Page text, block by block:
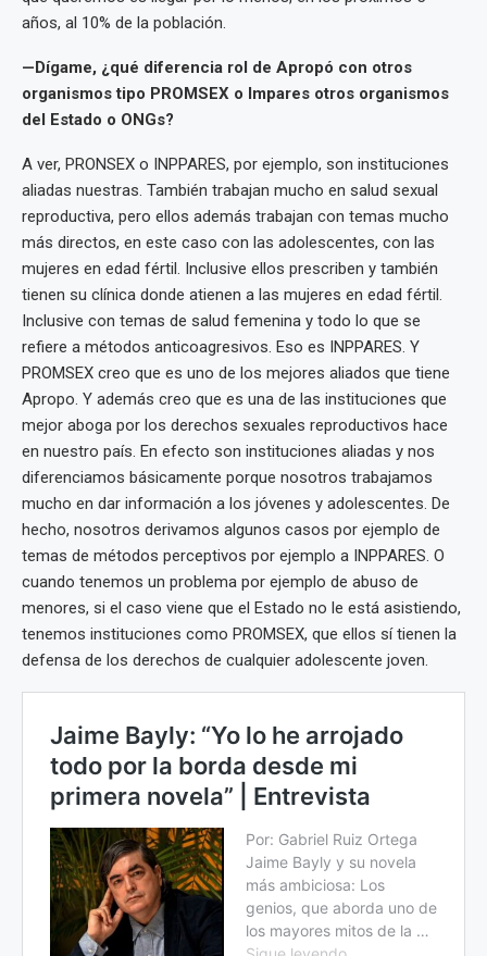
años, al 10% de la población.
—Dígame, ¿qué diferencia rol de Apropó con otros
organismos tipo PROMSEX o Impares otros organismos
del Estado o ONGs?
A ver, PRONSEX o INPPARES, por ejemplo, son instituciones
aliadas nuestras. También trabajan mucho en salud sexual
reproductiva, pero ellos además trabajan con temas mucho
más directos, en este caso con las adolescentes, con las
mujeres en edad fértil. Inclusive ellos prescriben y también
tienen su clínica donde atienen a las mujeres en edad fértil.
Inclusive con temas de salud femenina y todo lo que se
refiere a métodos anticoagresivos. Eso es INPPARES. Y
PROMSEX creo que es uno de los mejores aliados que tiene
Apropo. Y además creo que es una de las instituciones que
mejor aboga por los derechos sexuales reproductivos hace
en nuestro país. En efecto son instituciones aliadas y nos
diferenciamos básicamente porque nosotros trabajamos
mucho en dar información a los jóvenes y adolescentes. De
hecho, nosotros derivamos algunos casos por ejemplo de
temas de métodos perceptivos por ejemplo a INPPARES. O
cuando tenemos un problema por ejemplo de abuso de
menores, si el caso viene que el Estado no le está asistiendo,
tenemos instituciones como PROMSEX, que ellos sí tienen la
defensa de los derechos de cualquier adolescente joven.